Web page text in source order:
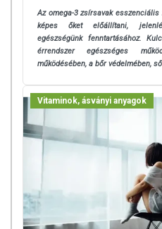
Az omega-3 zsírsavak esszenciális
képes őket előállítani,
egészségünk fenntartásához. K
érrendszer egészséges
működésében, a bőr védelmében,
Vitaminok, ásványi anyagok